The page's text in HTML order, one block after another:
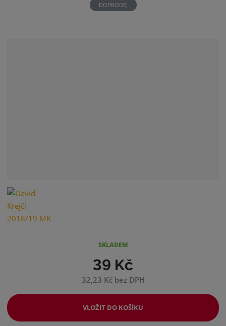
DOPRODEJ
39 Kč
32,23 Kč bez DPH
SKLADEM
VLOŽIT DO KOŠÍKU